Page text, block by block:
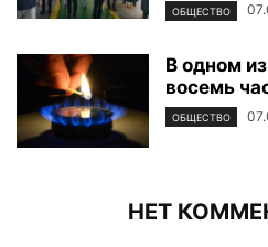
ОБЩЕСТВО
В одном
восемь
ОБЩЕСТВО
НЕТ